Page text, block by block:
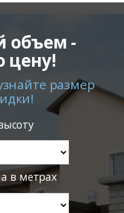
объем -
цену!
размер
в метрах